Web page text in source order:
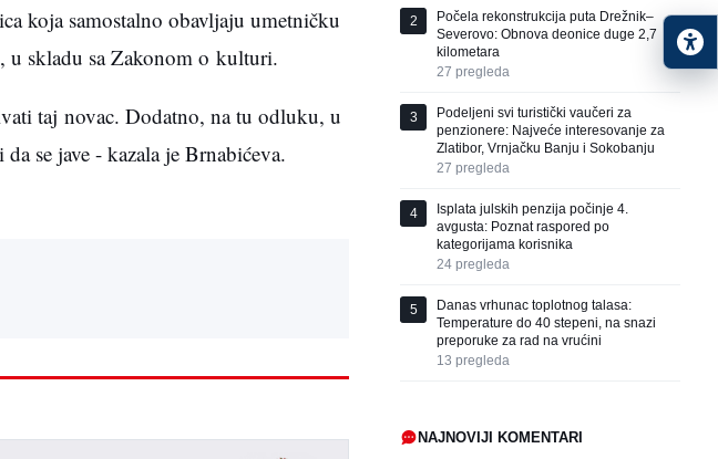
koja samostalno obavljaju umetničku
skladu sa Zakonom o kulturi.
taj novac. Dodatno, na tu odluku, u
se jave - kazala je Brnabićeva.
2
Počela rekonstrukcija puta Drežnik–
Severovo: Obnova deonice duge 2,7
kilometara
27 pregleda
3
Podeljeni svi turistički vaučeri za
penzionere: Najveće interesovanje za
Zlatibor, Vrnjačku Banju i Sokobanju
27 pregleda
4
Isplata julskih penzija počinje 4.
avgusta: Poznat raspored po
kategorijama korisnika
24 pregleda
5
Danas vrhunac toplotnog talasa:
Temperature do 40 stepeni, na snazi
preporuke za rad na vrućini
13 pregleda
NAJNOVIJI KOMENTARI